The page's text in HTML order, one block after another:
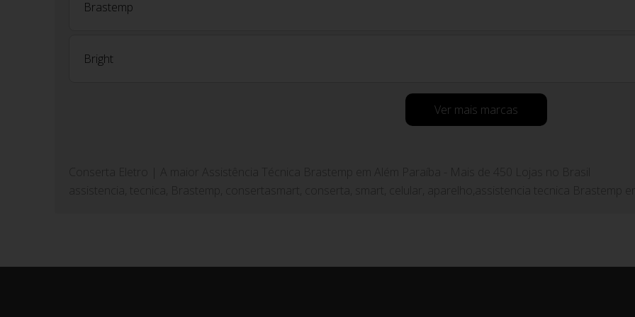
Brastemp
Bright
Ver mais marcas